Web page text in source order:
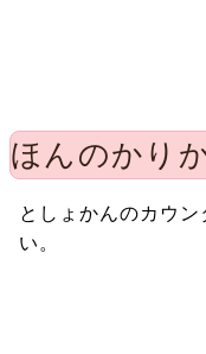
ほんのかり
としょかんのカウ
い。